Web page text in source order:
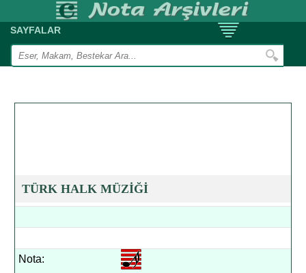
SAYFALAR
TÜRK HALK MÜZİĞİ
Nota: